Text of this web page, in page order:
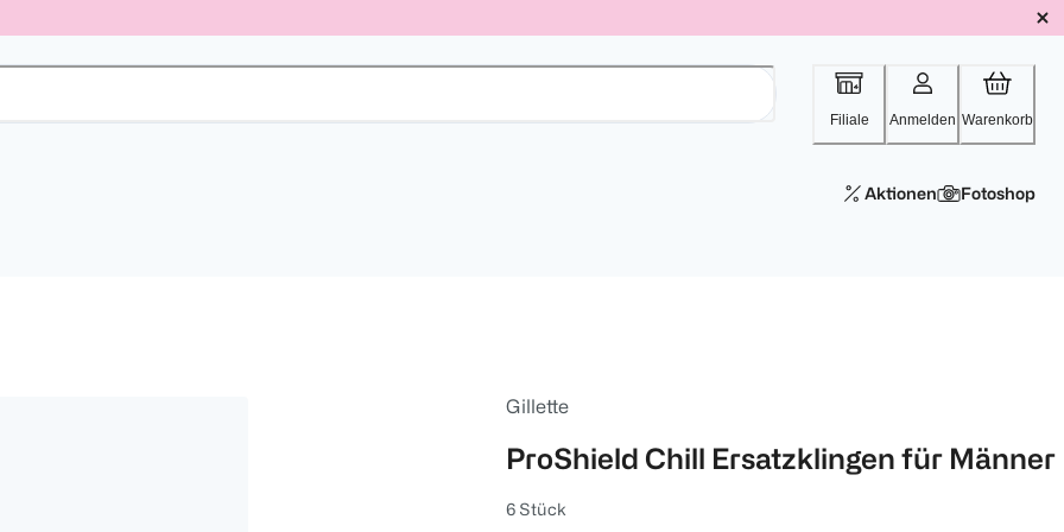
Filiale Anmelden Warenkorb
Aktionen Fotoshop
Gillette
ProShield Chill Ersatzklingen für Männer
6 Stück